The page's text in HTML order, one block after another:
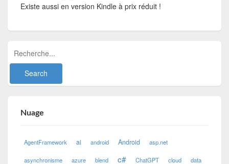
Existe aussi en version Kindle à prix réduit !
Nuage
AgentFramework ai android Android asp.net
asynchronisme azure blend c# ChatGPT cloud data